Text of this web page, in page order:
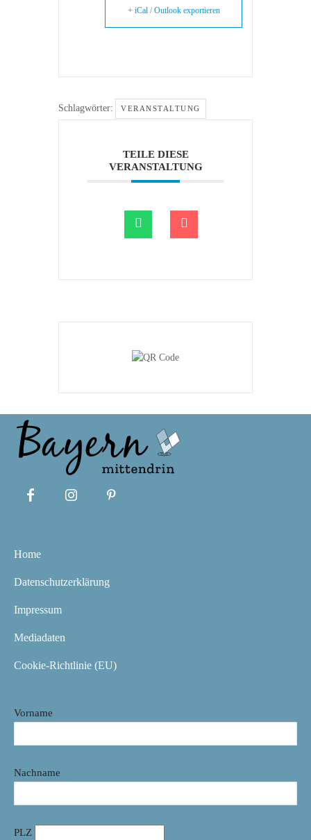
+ iCal / Outlook exportieren
Schlagwörter: VERANSTALTUNG
TEILE DIESE
VERANSTALTUNG
Home
Datenschutzerklärung
Impressum
Mediadaten
Cookie-Richtlinie (EU)
Vorname
Nachname
PLZ